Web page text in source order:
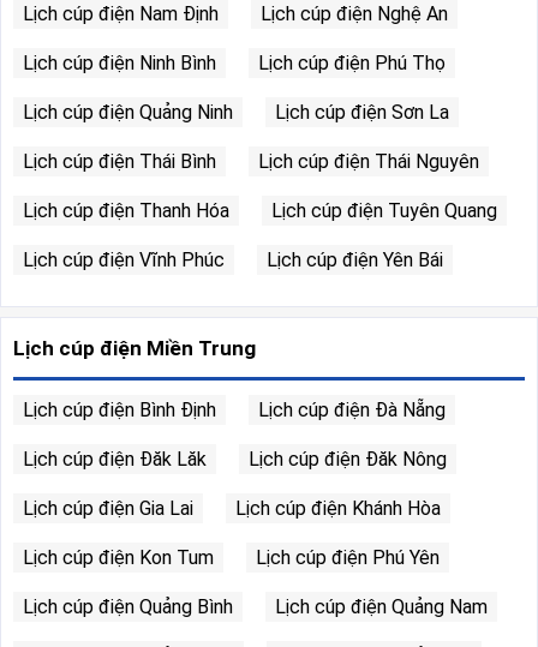
Lịch cúp điện Nam Định Lịch cúp điện Nghệ An
Lịch cúp điện Ninh Bình Lịch cúp điện Phú Thọ
Lịch cúp điện Quảng Ninh Lịch cúp điện Sơn La
Lịch cúp điện Thái Bình Lịch cúp điện Thái Nguyên
Lịch cúp điện Thanh Hóa Lịch cúp điện Tuyên Quang
Lịch cúp điện Vĩnh Phúc Lịch cúp điện Yên Bái
Lịch cúp điện Miền Trung
Lịch cúp điện Bình Định Lịch cúp điện Đà Nẵng
Lịch cúp điện Đăk Lăk Lịch cúp điện Đăk Nông
Lịch cúp điện Gia Lai Lịch cúp điện Khánh Hòa
Lịch cúp điện Kon Tum Lịch cúp điện Phú Yên
Lịch cúp điện Quảng Bình Lịch cúp điện Quảng Nam